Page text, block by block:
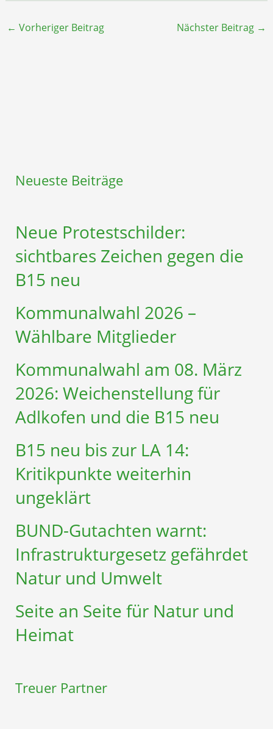
← Vorheriger Beitrag Nächster Beitrag →
Neueste Beiträge
Neue Protestschilder:
sichtbares Zeichen gegen die
B15 neu
Kommunalwahl 2026 –
Wählbare Mitglieder
Kommunalwahl am 08. März
2026: Weichenstellung für
Adlkofen und die B15 neu
B15 neu bis zur LA 14:
Kritikpunkte weiterhin
ungeklärt
BUND-Gutachten warnt:
Infrastruktur­gesetz gefährdet
Natur und Umwelt
Seite an Seite für Natur und
Heimat
Treuer Partner